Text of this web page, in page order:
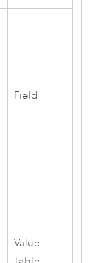
Field
Value